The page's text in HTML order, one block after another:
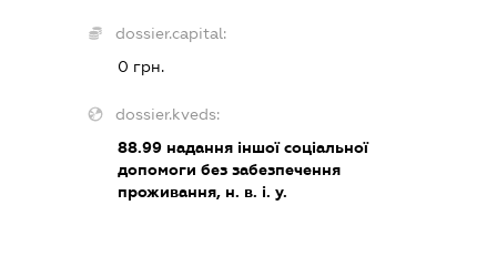
dossier.capital:
0 грн.
dossier.kveds:
88.99 надання іншої соціальної
допомоги без забезпечення
проживання, н. в. і. у.